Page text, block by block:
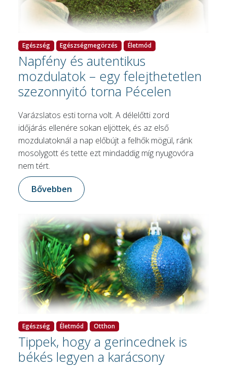
Egészség Egészségmegörzés Életmód
Napfény és autentikus
mozdulatok – egy felejthetetlen
szezonnyitó torna Pécelen
Varázslatos esti torna volt. A délelőtti zord
időjárás ellenére sokan eljöttek, és az első
mozdulatoknál a nap előbújt a felhők mögül, ránk
mosolygott és tette ezt mindaddig míg nyugovóra
nem tért.
Bővebben
Egészség Életmód Otthon
Tippek, hogy a gerincednek is
békés legyen a karácsony